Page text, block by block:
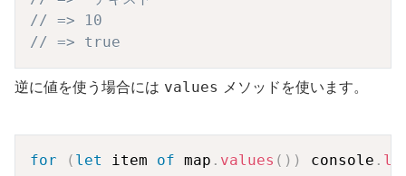
// => 10
// => true
逆に値を使う場合には values メソッドを使います。
for ( let item of map . values ( ) ) console .